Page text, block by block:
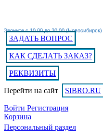
Звоните с 10.00 до 20.00 (Новосибирск)
ЗАДАТЬ ВОПРОС
КАК СДЕЛАТЬ ЗАКАЗ?
РЕКВИЗИТЫ
Перейти на сайт SIBRO.RU
Войти Регистрация
Корзина
Персональный раздел